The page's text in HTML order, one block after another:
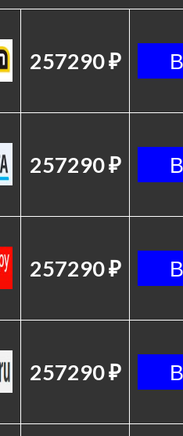
257290 ₽
257290 ₽
257290 ₽
257290 ₽